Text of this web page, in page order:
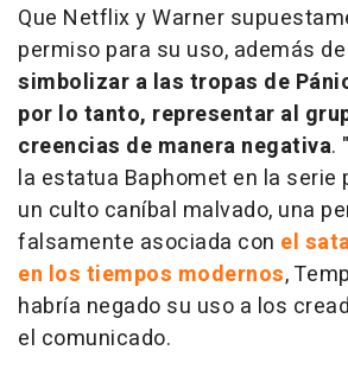
Que Netflix y Warner
permiso para su uso, además de
simbolizar a las tropas de
por lo tanto, representar al
creencias de manera negativa.
la estatua Baphomet en la serie
un culto caníbal malvado, una
falsamente asociada con el
en los tiempos modernos,
habría negado su uso a los
el comunicado.